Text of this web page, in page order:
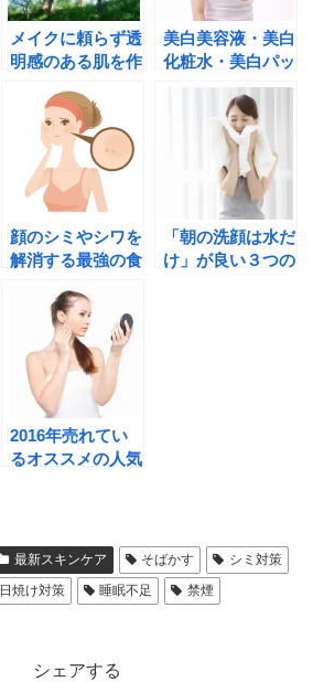
メイクに頼らず透
明感のある肌を作
美白美容液・美白
化粧水・美白パッ
クは根気よく使用
する理由
顔のシミやシワを
解消する最強の食
「朝の洗顔は水だ
け」が良い３つの
2016年売れてい
るオススメの人気
最新スキンケア そばかす
シミ対策
日焼け対策 睡眠不足
禁煙
シェアする